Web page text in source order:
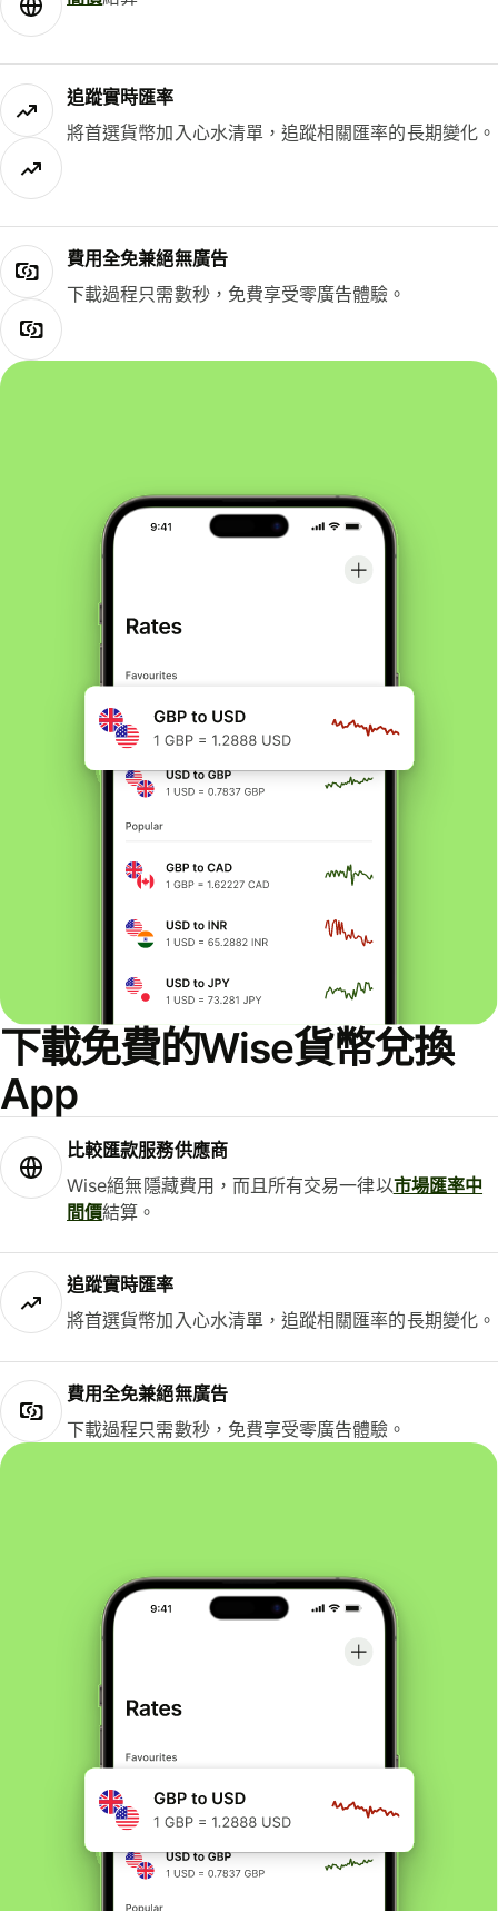
追蹤實時匯率
將首選貨幣加入心水清單，追蹤相關匯率的長期變化。
費用全免兼絕無廣告
下載過程只需數秒，免費享受零廣告體驗。
下載免費的Wise貨幣兌換
App
比較匯款服務供應商
Wise絕無隱藏費用，而且所有交易一律以市場匯率中
間價結算。
追蹤實時匯率
將首選貨幣加入心水清單，追蹤相關匯率的長期變化。
費用全免兼絕無廣告
下載過程只需數秒，免費享受零廣告體驗。